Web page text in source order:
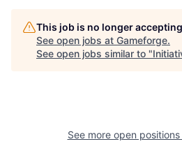
This job is no longer
See open jobs at Gameforge.
See open jobs similar to "
See more open